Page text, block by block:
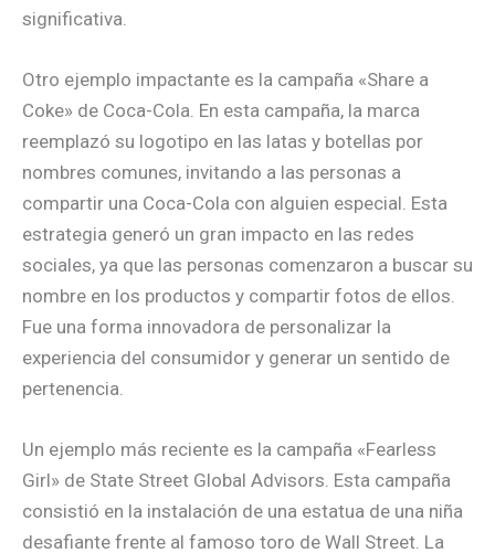
significativa.
Otro ejemplo impactante es la campaña «Share a
Coke» de Coca-Cola. En esta campaña, la marca
reemplazó su logotipo en las latas y botellas por
nombres comunes, invitando a las personas a
compartir una Coca-Cola con alguien especial. Esta
estrategia generó un gran impacto en las redes
sociales, ya que las personas comenzaron a buscar su
nombre en los productos y compartir fotos de ellos.
Fue una forma innovadora de personalizar la
experiencia del consumidor y generar un sentido de
pertenencia.
Un ejemplo más reciente es la campaña «Fearless
Girl» de State Street Global Advisors. Esta campaña
consistió en la instalación de una estatua de una niña
desafiante frente al famoso toro de Wall Street. La